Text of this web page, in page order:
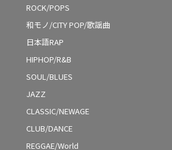
ROCK/POPS
和モノ/CITY POP/歌謡曲
日本語RAP
HIPHOP/R&B
SOUL/BLUES
JAZZ
CLASSIC/NEWAGE
CLUB/DANCE
REGGAE/World